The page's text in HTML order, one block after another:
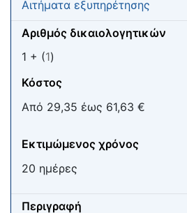
Αιτήματα εξυπηρέτησης
Αριθμός δικαιολογητικών
1 + (1)
Κόστος
Από 29,35 έως 61,63 €
Εκτιμώμενος χρόνος
20 ημέρες
Περιγραφή